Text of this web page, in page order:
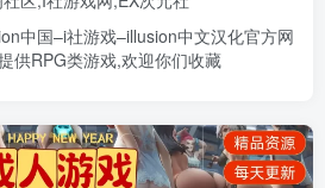
中国–i社游戏–illusion中文汉化官方网
供RPG类游戏,欢迎你们收藏